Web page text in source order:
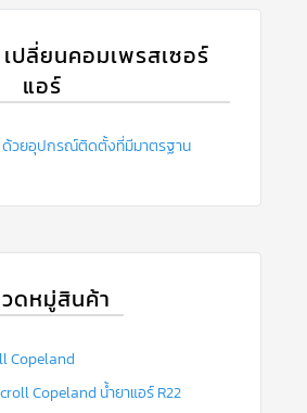
ปลี่ยนคอมเพรสเซอร์
แอร์
ด้วยอุปกรณ์ติดตั้งที่มีมาตรฐาน
ดหมู่สินค้า
Copeland
Copeland น้ำยาแอร์ R22